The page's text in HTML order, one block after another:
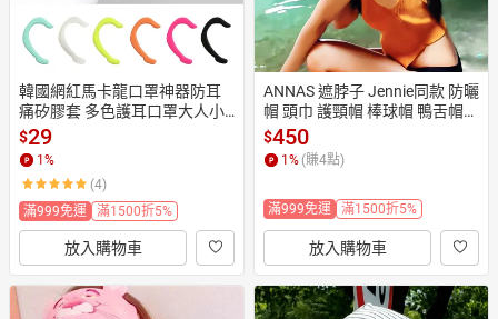
韓國網紅馬卡龍口罩神器防耳
痛矽膠套 多色護耳口罩大人小
孩口罩伴侶
$29
1 %
(4)
滿999免運
滿1500折5%
放入購物車
ANNAS 遮脖子 Jennie同款 防曬
帽 頭巾 護頸帽 棒球帽 鴨舌帽
漁夫帽 遮陽帽 飛行帽 綁帶 速
乾 露營
$450
1 % (賺4點)
滿999免運 滿1500折5%
放入購物車